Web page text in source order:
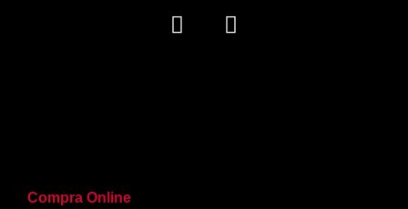
Compra Online